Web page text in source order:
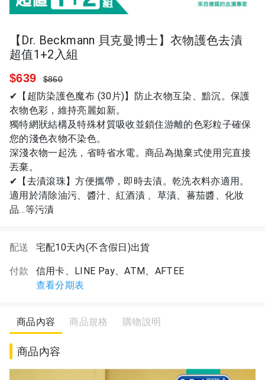
【Dr. Beckmann 貝克曼博士】衣物護色去漬
超值1+2入組
$639 $860
✔【超防染護色魔布 (30片)】防止衣物互染、黯沉。保護
衣物色彩，維持亮麗如新。
獨特網狀結構及特殊材質吸收並鎖住游離的色彩粒子確保
您的淺色衣物不染色。
深淺衣物一起洗，省時省水電。商品為拋棄式使用完直接
丟棄。
✔【去漬滾珠】方便攜帶，即時去漬。乾洗衣料亦適用。
適用於清除油污、醬汁、紅酒漬 、草漬、蕃茄醬、化妝
品…等污漬
配送 宅配10天內(不含假日)出貨
付款
信用卡、LINE Pay、ATM、AFTEE
查看分期表
商品內容 商品規格 購物說明
商品內容